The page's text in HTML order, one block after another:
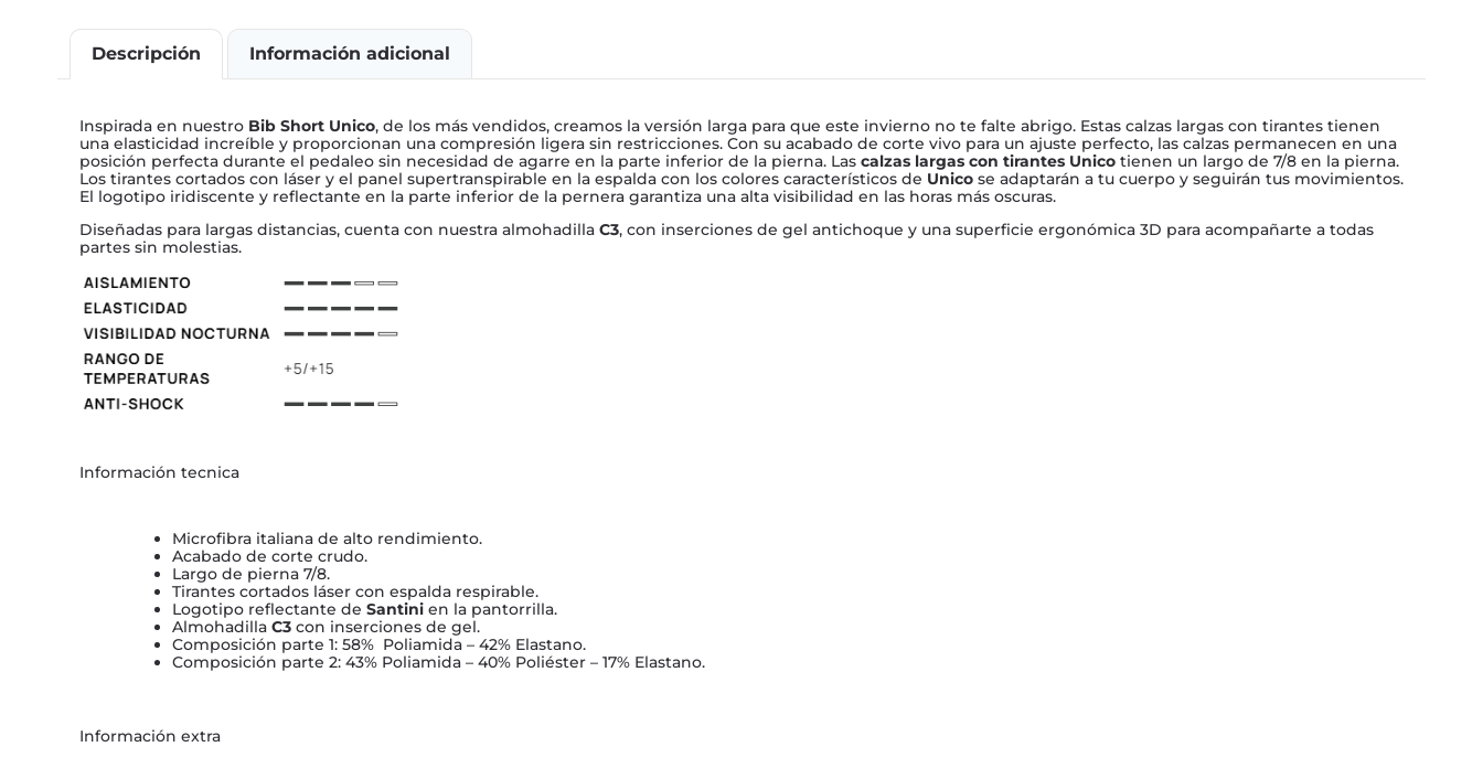
Descripción Información adicional
Inspirada en nuestro Bib Short Unico, de los más vendidos, creamos la versión larga para que este invierno no te falte abrigo. Estas calzas largas con tirantes tienen
una elasticidad increíble y proporcionan una compresión ligera sin restricciones. Con su acabado de corte vivo para un ajuste perfecto, las calzas permanecen en una
posición perfecta durante el pedaleo sin necesidad de agarre en la parte inferior de la pierna. Las calzas largas con tirantes Unico tienen un largo de 7/8 en la pierna.
Los tirantes cortados con láser y el panel supertranspirable en la espalda con los colores característicos de Unico se adaptarán a tu cuerpo y seguirán tus movimientos.
El logotipo iridiscente y reflectante en la parte inferior de la pernera garantiza una alta visibilidad en las horas más oscuras.
Diseñadas para largas distancias, cuenta con nuestra almohadilla C3, con inserciones de gel antichoque y una superficie ergonómica 3D para acompañarte a todas
partes sin molestias.
Información tecnica
Microfibra italiana de alto rendimiento.
Acabado de corte crudo.
Largo de pierna 7/8.
Tirantes cortados láser con espalda respirable.
Logotipo reflectante de Santini en la pantorrilla.
Almohadilla C3 con inserciones de gel.
Composición parte 1: 58% Poliamida – 42% Elastano.
Composición parte 2: 43% Poliamida – 40% Poliéster – 17% Elastano.
Información extra